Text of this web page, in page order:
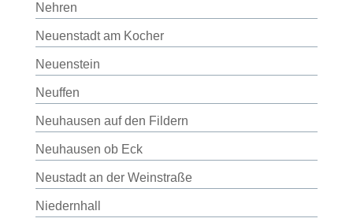
Nehren
Neuenstadt am Kocher
Neuenstein
Neuffen
Neuhausen auf den Fildern
Neuhausen ob Eck
Neustadt an der Weinstraße
Niedernhall